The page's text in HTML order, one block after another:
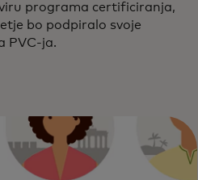
programa certificiranja,
bo podpiralo svoje
PVC-ja.